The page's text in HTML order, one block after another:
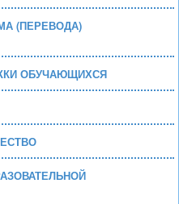
(ПЕРЕВОДА)
ОБУЧАЮЩИХСЯ